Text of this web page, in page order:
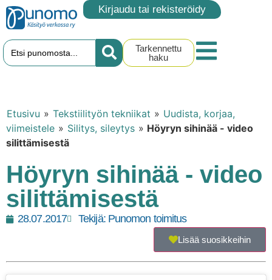
Kirjaudu tai rekisteröidy
Tarkennettu
haku
Etusivu » Tekstiilityön tekniikat » Uudista, korjaa,
viimeistele » Silitys, sileytys » Höyryn sihinää - video
silittämisestä
Höyryn sihinää - video
silittämisestä
28.07.2017 Tekijä:Punomon toimitus
Lisää suosikkeihin